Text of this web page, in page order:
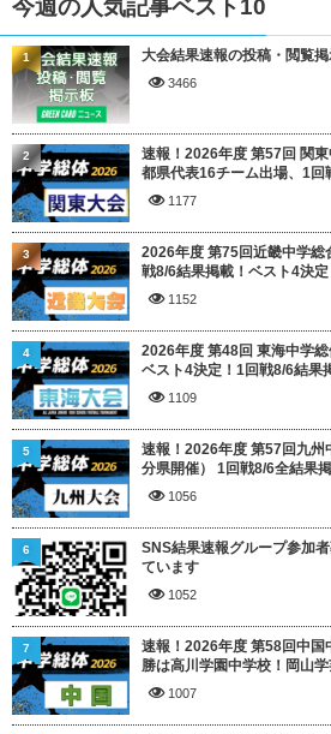
今週の人気記事ベスト10
大会結果速報の投稿・閲覧
3466
1
速報！2026年度 第57回 関
都県代表16チーム出場、1回
1177
2
2026年度 第75回近畿中学総
戦8/6結果掲載！ベスト4決定
1152
3
2026年度 第48回 東海中学総
ベスト4決定！1回戦8/6結果
1109
4
速報！2026年度 第57回九州
分県開催） 1回戦8/6全結果
1056
5
SNS結果速報グループ参加
ています
1052
6
速報！2026年度 第58回中国
勝は高川学園中学校！岡山
1007
7